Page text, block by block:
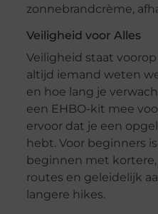
zonnebrandcrème,
Veiligheid voor Alles
Veiligheid staat
altijd iemand weten
en hoe lang je
een EHBO-kit mee
ervoor dat je een
hebt. Voor beginners
beginnen met
routes en geleidelijk
langere hikes.